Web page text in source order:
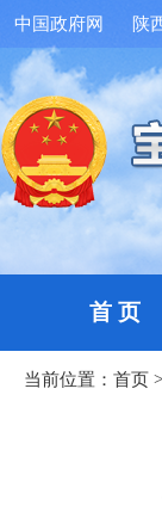
中国政府网 陕
首 页
当前位置： 首页 >